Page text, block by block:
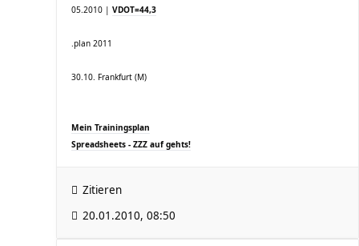
05.2010 | VDOT=44,3
.plan 2011
30.10. Frankfurt (M)
Mein Trainingsplan
Spreadsheets - ZZZ auf gehts!
Zitieren
20.01.2010, 08:50